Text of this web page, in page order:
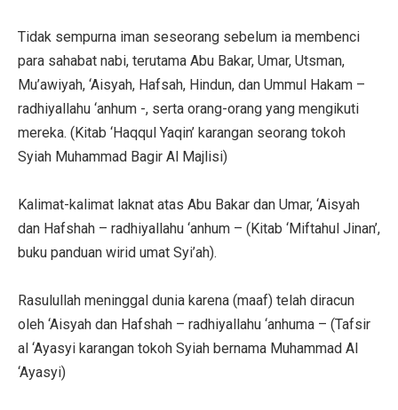
Tidak sempurna iman seseorang sebelum ia membenci
para sahabat nabi, terutama Abu Bakar, Umar, Utsman,
Mu’awiyah, ‘Aisyah, Hafsah, Hindun, dan Ummul Hakam –
radhiyallahu ‘anhum -, serta orang-orang yang mengikuti
mereka. (Kitab ‘Haqqul Yaqin’ karangan seorang tokoh
Syiah Muhammad Bagir Al Majlisi)
Kalimat-kalimat laknat atas Abu Bakar dan Umar, ‘Aisyah
dan Hafshah – radhiyallahu ‘anhum – (Kitab ‘Miftahul Jinan’,
buku panduan wirid umat Syi’ah).
Rasulullah meninggal dunia karena (maaf) telah diracun
oleh ‘Aisyah dan Hafshah – radhiyallahu ‘anhuma – (Tafsir
al ‘Ayasyi karangan tokoh Syiah bernama Muhammad Al
‘Ayasyi)